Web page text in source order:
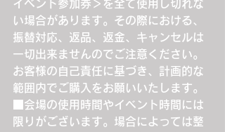
イベント参加券＞を全て使用し切れな
い場合があります。その際における、
振替対応、返品、返金、キャンセルは
一切出来ませんのでご注意ください。
お客様の自己責任に基づき、計画的な
範囲内でご購入をお願いいたします。
■会場の使用時間やイベント時間には
限りがございます。場合によっては整